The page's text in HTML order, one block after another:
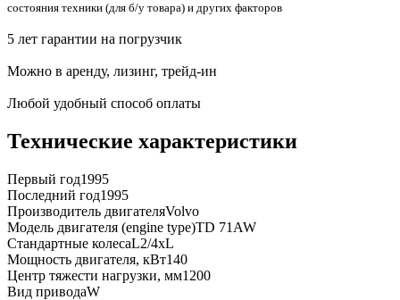
состояния техники (для б/у товара) и других факторов
5 лет гарантии на погрузчик
Можно в аренду, лизинг, трейд-ин
Любой удобный способ оплаты
Технические характеристики
Первый год1995
Последний год1995
Производитель двигателяVolvo
Модель двигателя (engine type)TD 71AW
Стандартные колесаL2/4xL
Мощность двигателя, кВт140
Центр тяжести нагрузки, мм1200
Вид приводаW